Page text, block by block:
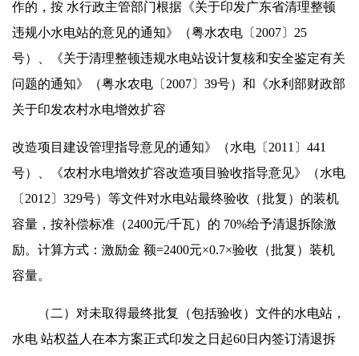
作的，按 水行政主管部门根据《关于印发广东省清理整顿
违规小水电站的意见的通知》（粤水农电〔2007〕25
号）、《关于清理整顿违规水电站设计复核和安全鉴定有关
问题的通知》（粤水农电〔2007〕39号）和《水利部财政部
关于印发农村水电增效扩容
改造项目建设管理指导意见的通知》（水电〔2011〕441
号）、《农村水电增效扩容改造项目验收指导意见》（水电
〔2012〕329号）等文件对水电站最终验收（批复）的装机
容量，按补偿标准（2400元/千瓦）的 70%给予清退拆除激
励。计算方式：激励金 额=2400元×0.7×验收（批复）装机
容量。
（二）对未取得最终批复（包括验收）文件的水电站，
水电 站权益人在本方案正式印发之日起60日内签订清退拆